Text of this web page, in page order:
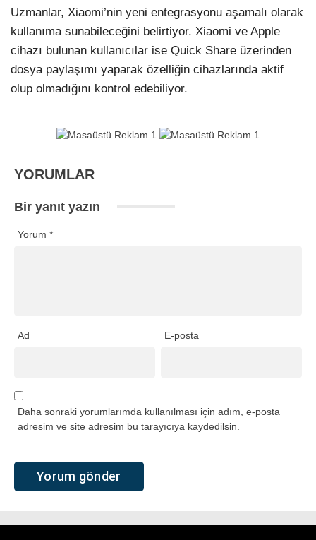
Uzmanlar, Xiaomi’nin yeni entegrasyonu aşamalı olarak
kullanıma sunabileceğini belirtiyor. Xiaomi ve Apple
cihazı bulunan kullanıcılar ise Quick Share üzerinden
dosya paylaşımı yaparak özelliğin cihazlarında aktif
olup olmadığını kontrol edebiliyor.
YORUMLAR
Bir yanıt yazın
Yorum *
Ad E-posta
Daha sonraki yorumlarımda kullanılması için adım, e-posta
adresim ve site adresim bu tarayıcıya kaydedilsin.